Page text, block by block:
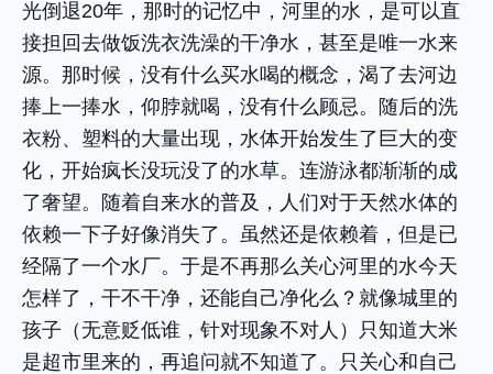
光倒退20年，那时的记忆中，河里的水，是可以直
接担回去做饭洗衣洗澡的干净水，甚至是唯一水来
源。那时候，没有什么买水喝的概念，渴了去河边
捧上一捧水，仰脖就喝，没有什么顾忌。随后的洗
衣粉、塑料的大量出现，水体开始发生了巨大的变
化，开始疯长没玩没了的水草。连游泳都渐渐的成
了奢望。随着自来水的普及，人们对于天然水体的
依赖一下子好像消失了。虽然还是依赖着，但是已
经隔了一个水厂。于是不再那么关心河里的水今天
怎样了，干不干净，还能自己净化么？就像城里的
孩子（无意贬低谁，针对现象不对人）只知道大米
是超市里来的，再追问就不知道了。只关心和自己